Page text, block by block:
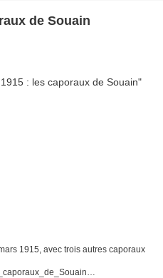
de Souain
1915, avec trois autres caporaux